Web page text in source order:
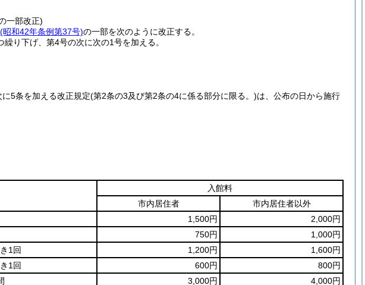
一部改正)
(昭和42年条例第37号)の一部を次のように改正する。
り下げ、第4号の次に次の1号を加える。
5条を加える改正規定(第2条の3及び第2条の4に係る部分に限る。)は、公布の日から施行
入館料
市内居住者
市内居住者以外
1,500円
2,000円
750円
1,000円
1回 1,200円
1,600円
1回 600円
800円
3,000円 4,000円